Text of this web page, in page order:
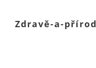
Zdravě-a-